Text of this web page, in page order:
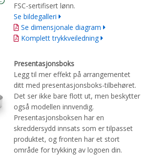
FSC-sertifisert lønn.
Se bildegalleri
Se dimensjonale diagram
Komplett trykkveiledning
Presentasjonsboks
Legg til mer effekt på arrangementet
ditt med presentasjonsboks-tilbehøret.
Det ser ikke bare flott ut, men beskytter
også modellen innvendig.
Presentasjonsboksen har en
skreddersydd innsats som er tilpasset
produktet, og fronten har et stort
område for trykking av logoen din.